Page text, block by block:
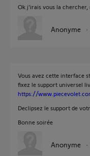
Ok j'irais vous la chercher,
Anonyme
Vous avez cette interface
fixez le support universel
https://
Declipsez le support de
Bonne soirée
Anonyme